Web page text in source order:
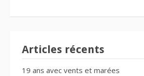
Articles récents
19 ans avec vents et marées